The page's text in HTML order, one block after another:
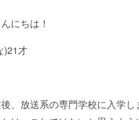
にちは！
)21才
、放送系の専門学校に入学